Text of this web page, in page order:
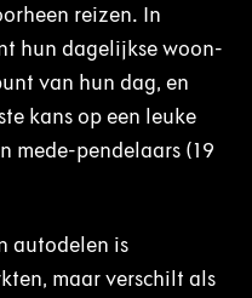
reizen. In
hun dagelijkse woon-
van hun dag, en
kans op een leuke
mede-pendelaars (19
autodelen is
maar verschilt als